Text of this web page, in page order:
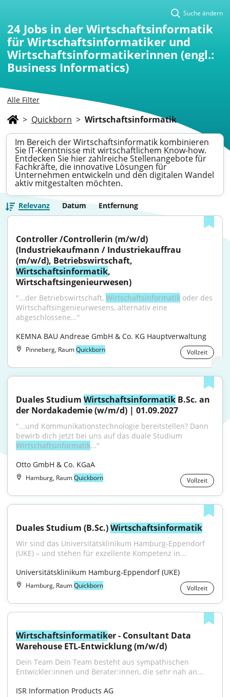
Alle Filter
Suche ändern
24 Jobs in der Wirtschaftsinformatik
für Wirtschaftsinformatiker und
Wirtschaftsinformatikerinnen (engl.:
Business Informatics)
> Quickborn > Wirtschaftsinformatik
Im Bereich der Wirtschaftsinformatik kombinieren
Sie IT-Kenntnisse mit wirtschaftlichem Know-how.
Entdecken Sie hier zahlreiche Stellenangebote für
Fachkräfte, die innovative Lösungen für
Unternehmen entwickeln und den digitalen Wandel
aktiv mitgestalten möchten.
Relevanz Datum Entfernung
Controller /Controllerin (m/w/d)
(Industriekaufmann / Industriekauffrau
Wirtschaftsinformatik,
Wirtschaftsingenieurwesen)
"...der Betriebswirtschaft, Wirtschaftsinformatik oder des
Wirtschaftsingenieurwesens, alternativ eine
abgeschlossene..."
KEMNA BAU Andreae GmbH & Co. KG Hauptverwaltung
Pinneberg, RaumQuickborn Vollzeit
Duales Studium Wirtschaftsinformatik B.Sc. an
der Nordakademie (w/m/d) | 01.09.2027
"...und Kommunikationstechnologie bereitstellen? Dann
Wirtschaftsinformatik..."
Otto GmbH & Co. KGaA
Hamburg, RaumQuickborn Vollzeit
Duales Studium (B.Sc.) Wirtschaftsinformatik
Wir sind das Universitätsklinikum Hamburg-Eppendorf
(UKE) – und stehen für exzellente Kompetenz in...
Universitätsklinikum Hamburg-Eppendorf (UKE)
Hamburg, RaumQuickborn Vollzeit
Wirtschaftsinformatiker - Consultant Data
Warehouse ETL-Entwicklung (m/w/d)
Dein Team Dein Team besteht aus sympathischen
Entwickler:innen und Berater:innen, die sehr nah an...
ISR Information Products AG